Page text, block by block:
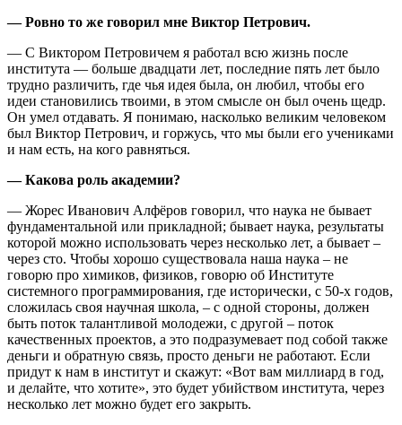
— Ровно то же говорил мне Виктор Петрович.
— С Виктором Петровичем я работал всю жизнь после
института — больше двадцати лет, последние пять лет было
трудно различить, где чья идея была, он любил, чтобы его
идеи становились твоими, в этом смысле он был очень щедр.
Он умел отдавать. Я понимаю, насколько великим человеком
был Виктор Петрович, и горжусь, что мы были его учениками
и нам есть, на кого равняться.
— Какова роль академии?
— Жорес Иванович Алфёров говорил, что наука не бывает
фундаментальной или прикладной; бывает наука, результаты
которой можно использовать через несколько лет, а бывает –
через сто. Чтобы хорошо существовала наша наука – не
говорю про химиков, физиков, говорю об Институте
системного программирования, где исторически, с 50-х годов,
сложилась своя научная школа, – с одной стороны, должен
быть поток талантливой молодежи, с другой – поток
качественных проектов, а это подразумевает под собой также
деньги и обратную связь, просто деньги не работают. Если
придут к нам в институт и скажут: «Вот вам миллиард в год,
и делайте, что хотите», это будет убийством института, через
несколько лет можно будет его закрыть.